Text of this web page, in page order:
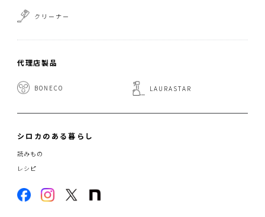
クリーナー
代理店製品
BONECO LAURASTAR
シロカのある暮らし
読みもの
レシピ